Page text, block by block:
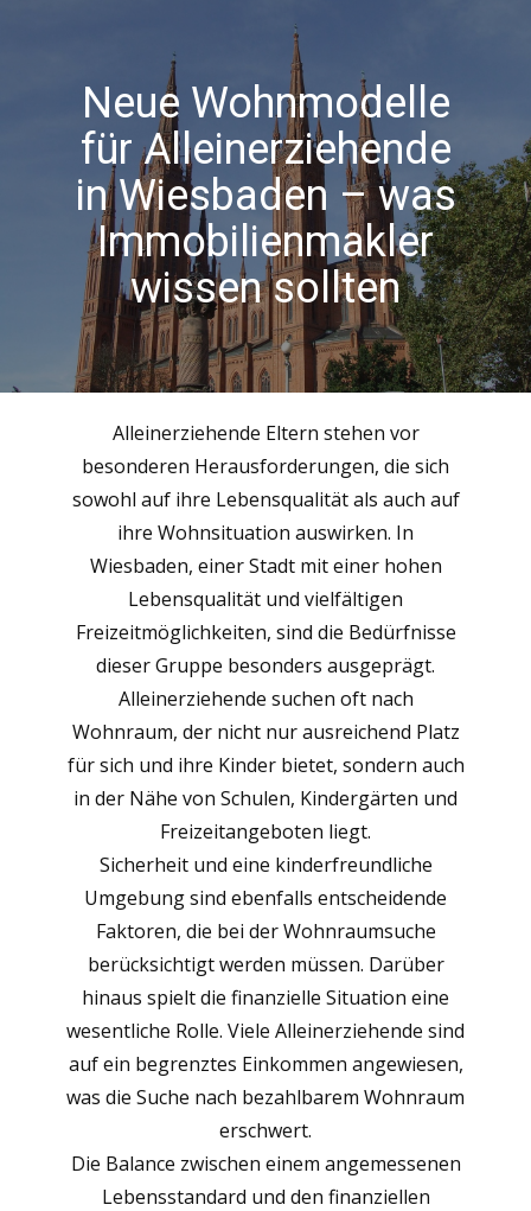
Neue Wohnmodelle
für Alleinerziehende
in Wiesbaden – was
Immobilienmakler
wissen sollten
Alleinerziehende Eltern stehen vor
besonderen Herausforderungen, die sich
sowohl auf ihre Lebensqualität als auch auf
ihre Wohnsituation auswirken. In
Wiesbaden, einer Stadt mit einer hohen
Lebensqualität und vielfältigen
Freizeitmöglichkeiten, sind die Bedürfnisse
dieser Gruppe besonders ausgeprägt.
Alleinerziehende suchen oft nach
Wohnraum, der nicht nur ausreichend Platz
für sich und ihre Kinder bietet, sondern auch
in der Nähe von Schulen, Kindergärten und
Freizeitangeboten liegt.
Sicherheit und eine kinderfreundliche
Umgebung sind ebenfalls entscheidende
Faktoren, die bei der Wohnraumsuche
berücksichtigt werden müssen. Darüber
hinaus spielt die finanzielle Situation eine
wesentliche Rolle. Viele Alleinerziehende sind
auf ein begrenztes Einkommen angewiesen,
was die Suche nach bezahlbarem Wohnraum
erschwert.
Die Balance zwischen einem angemessenen
Lebensstandard und den finanziellen